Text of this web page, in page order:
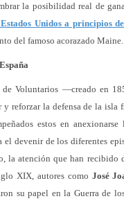
la posibilidad real de
Unidos a principios
del famoso acorazado Maine.
de Voluntarios —creado en
reforzar la defensa de la isla
estos en
devenir de los diferentes
la atención que han recibido
XIX, autores como José
su papel en la Guerra de